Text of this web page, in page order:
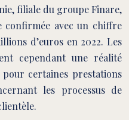
filiale du groupe Finare,
confirmée avec un chiffre
d’euros en 2022. Les
cependant une réalité
certaines prestations
les processus de